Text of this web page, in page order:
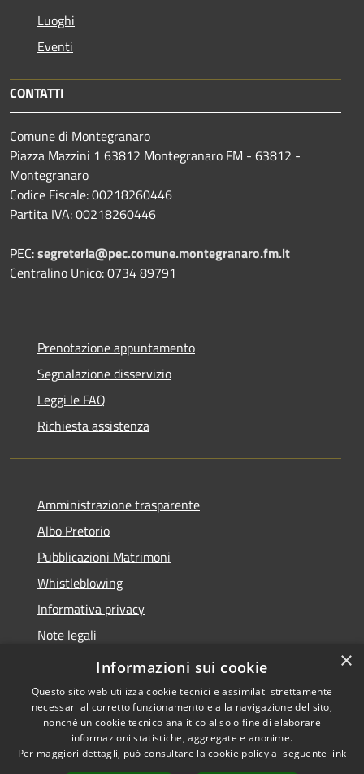
Luoghi
Eventi
CONTATTI
Comune di Montegranaro
Piazza Mazzini 1 63812 Montegranaro FM - 63812 -
Montegranaro
Codice Fiscale: 00218260446
Partita IVA: 00218260446
PEC:segreteria@pec.comune.montegranaro.fm.it
Centralino Unico: 0734 89791
Prenotazione appuntamento
Segnalazione disservizio
Leggi le FAQ
Richiesta assistenza
Amministrazione trasparente
Albo Pretorio
Pubblicazioni Matrimoni
Whistleblowing
Informativa privacy
Note legali
Dichiarazione di accessibilità
Accessibilità
Copyright © 2026 • Comune di
Montegranaro • Powered by
×
Informazioni sui cookie
Questo sito web utilizza cookie tecnici e assimilati strettamente
necessari al corretto funzionamento e alla navigazione del sito,
nonché un cookie tecnico analitico al solo fine di elaborare
informazioni statistiche, aggregate e anonime.
Per maggiori dettagli, può consultare la cookie policy al seguente link